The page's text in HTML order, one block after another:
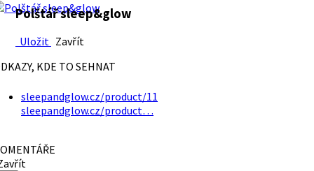
Polštář sleep&glow
Uložit Zavřít
KDE TO SEHNAT
sleepandglow.cz/product/11
sleepandglow.cz/product…